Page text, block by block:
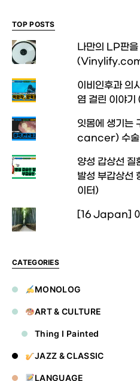
TOP POSTS
나만의 LP판
(Vinylify.com
이비인후과 의
염 걸린 이야기
잇몸에 생기
cancer) 수술
양성 갑상선 질
발성 부갑상선
이터)
[16 Japan]
CATEGORIES
MONOLOG
ART & CULTURE
Thing I Painted
JAZZ & CLASSIC
LANGUAGE